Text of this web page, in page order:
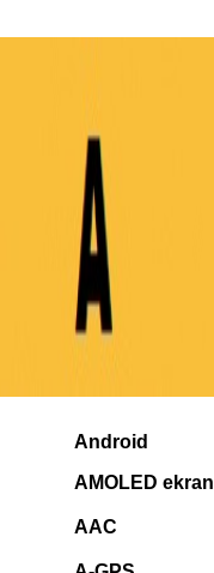
Android
AMOLED ekran
AAC